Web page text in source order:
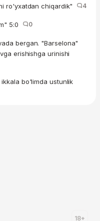
ro'yxatdan chiqardik" 4
5:0 0
bergan. "Barselona"
erishishga urinishi
bo'limda ustunlik
18+